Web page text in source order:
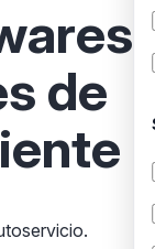
de